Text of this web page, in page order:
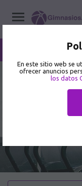
En este sitio web se
ofrecer anuncios
los datos
7 opiniones de usuarios
WorkOut
Blanca 105